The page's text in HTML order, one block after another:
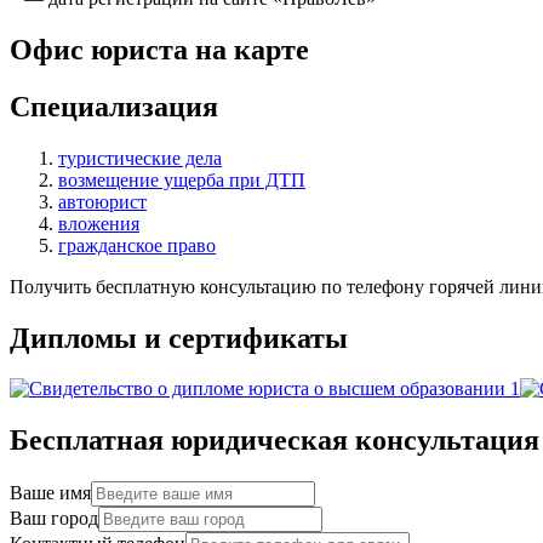
Офис юриста на карте
Специализация
туристические дела
возмещение ущерба при ДТП
автоюрист
вложения
гражданское право
Получить бесплатную консультацию по телефону горячей
Дипломы и сертификаты
Бесплатная юридическая консультация
Ваше имя
Ваш город